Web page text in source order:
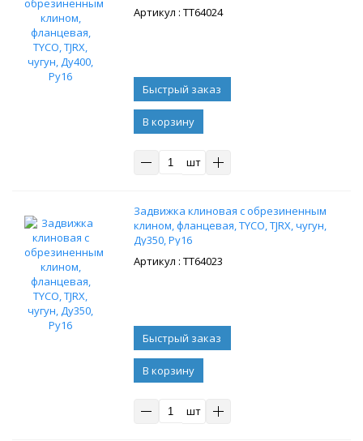
: ТТ64024
В корзину
шт
Задвижка клиновая с обрезиненным
клином, фланцевая, TYCO, TJRX, чугун,
Ду350, Ру16
: ТТ64023
В корзину
шт